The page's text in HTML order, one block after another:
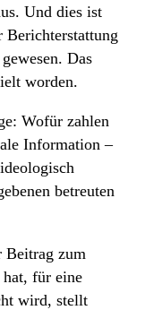
Und dies ist
Das
worden.
Wofür zahlen
Information –
betreuten
Beitrag zum
für eine
wird, stellt